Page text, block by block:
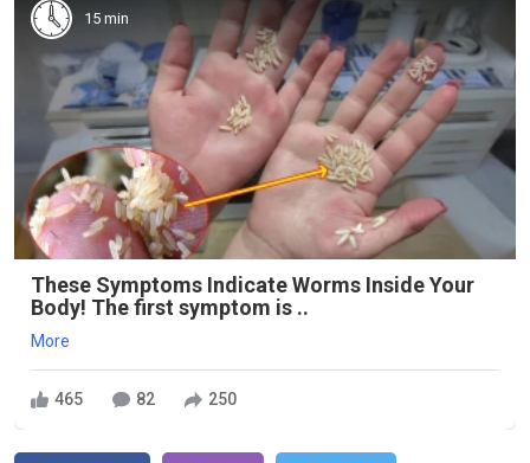
15 min
These Symptoms Indicate Worms Inside Your
Body! The first symptom is ..
More
465 82 250